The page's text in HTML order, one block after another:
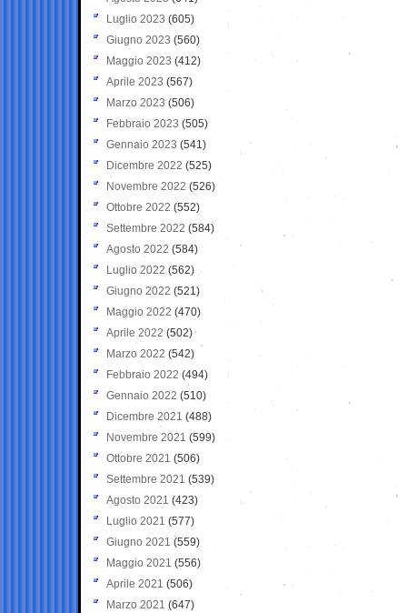
Luglio 2023 (605)
Giugno 2023 (560)
Maggio 2023 (412)
Aprile 2023 (567)
Marzo 2023 (506)
Febbraio 2023 (505)
Gennaio 2023 (541)
Dicembre 2022 (525)
Novembre 2022 (526)
Ottobre 2022 (552)
Settembre 2022 (584)
Agosto 2022 (584)
Luglio 2022 (562)
Giugno 2022 (521)
Maggio 2022 (470)
Aprile 2022 (502)
Marzo 2022 (542)
Febbraio 2022 (494)
Gennaio 2022 (510)
Dicembre 2021 (488)
Novembre 2021 (599)
Ottobre 2021 (506)
Settembre 2021 (539)
Agosto 2021 (423)
Luglio 2021 (577)
Giugno 2021(559)
Maggio 2021 (556)
Aprile 2021 (506)
Marzo 2021 (647)